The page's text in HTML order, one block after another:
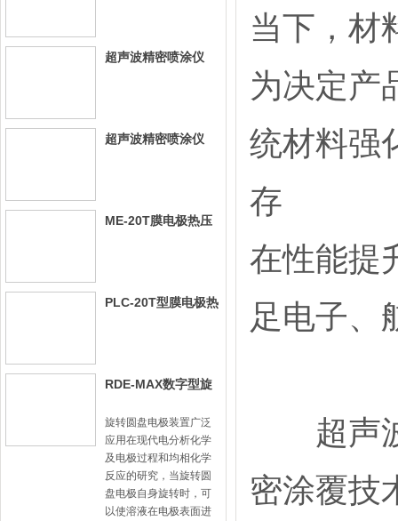
超声波精密喷涂仪
超声波精密喷涂仪
ME-20T膜电极热压
PLC-20T型膜电极热
RDE-MAX数字型旋
旋转圆盘电极装置广泛
应用在现代电分析化学
及电极过程和均相化学
反应的研究，当旋转圆
盘电极自身旋转时，可
以使溶液在电极表面进
当下，材
为决定产
统材料强
存
在性能提
足电子、
超声波
密涂覆技